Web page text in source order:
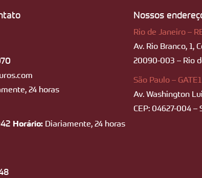
24 horas
Horário: Diariamente, 24 horas
Nossos
Rio de Janeiro –
Av. Rio Branco, 1,
20090-003 – Rio
São Paulo – GATE1
Av. Washington
CEP: 04627-004 –